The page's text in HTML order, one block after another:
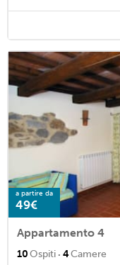
a partire da
49€
Appartamento 4
10Ospiti · 4Camere